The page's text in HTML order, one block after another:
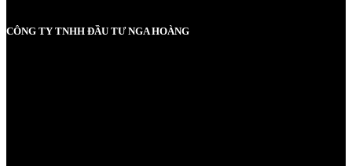
CÔNG TY TNHH ĐẦU TƯ NGA HOÀNG